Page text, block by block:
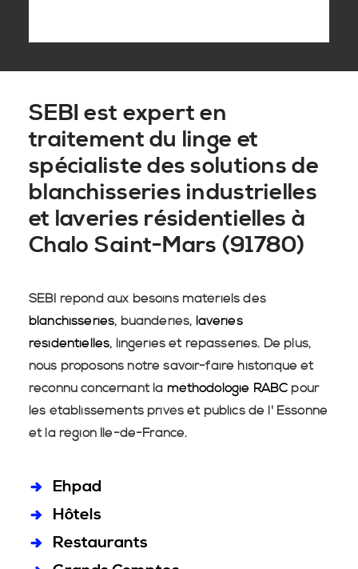
SEBI est expert en
traitement du linge et
spécialiste des solutions de
blanchisseries industrielles
et laveries résidentielles à
Chalo Saint-Mars (91780)
SEBI répond aux besoins matériels des
blanchisseries, buanderies, laveries
résidentielles, lingeries et repasseries. De plus,
nous proposons notre savoir-faire historique et
reconnu concernant la méthodologie RABC pour
les établissements privés et publics de l' Essonne
et la région Île-de-France.
Ehpad
Hôtels
Restaurants